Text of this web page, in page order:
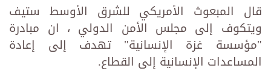
قال المبعوث الأمريكي للشرق الأوسط ستيف
ويتكوف إلى مجلس الأمن الدولي ، ان مبادرة
"مؤسسة غزة الإنسانية" تهدف إلى إعادة
المساعدات الإنسانية إلى القطاع.